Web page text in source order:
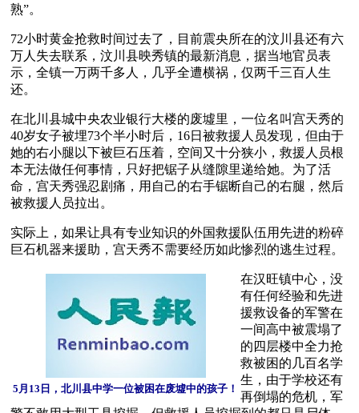
熟”。
72小时黄金抢救时间过去了，目前震央所在的汶川县还有六
万人失去联系，汶川县映秀镇的最新消息，据当地官员表
示，全镇一万两千多人，几乎全遭横祸，仅两千三百人生
还。
在北川县城中央农业银行大楼的废墟里，一位名叫宫天秀的
40岁女子被埋73个半小时后，16日被救援人员发现，但由于
她的右小腿以下被巨石压着，空间又十分狭小，救援人员根
本无法做任何事情，只好把锯子从缝隙里递给她。为了活
命，宫天秀强忍剧痛，用自己的右手锯断自己的右腿，然后
被救援人员拉出。
实际上，如果让具有专业知识的外国救援队伍用先进的粉碎
巨石机器来援助，宫天秀不需要经历如此惨烈的逃生过程。
5月13日，北川县中学一位被困在废墟中的孩子！
在汉旺镇中心，没
有任何经验和先进
援救设备的军警在
一间高中被震塌了
的四层楼中全力抢
救被困的几百名学
生，由于学校还有
再倒塌的危机，军